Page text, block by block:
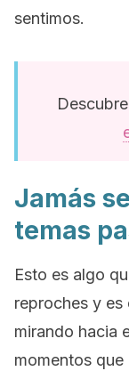
sentimos.
Jamás
temas
Esto es algo
reproches y es
mirando hacia
momentos que